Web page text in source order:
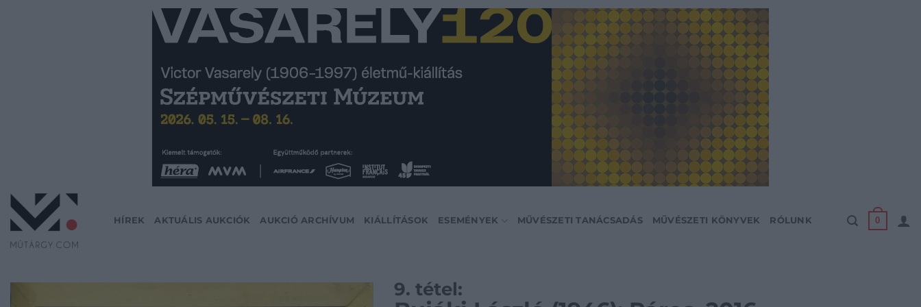
HÍREK AKTUÁLIS AUKCIÓK AUKCIÓ ARCHÍVUM KIÁLLÍTÁSOK ESEMÉNYEK MŰVÉSZETI TANÁCSADÁS MŰVÉSZETI KÖNYVEK RÓLUNK 0
9. tétel: